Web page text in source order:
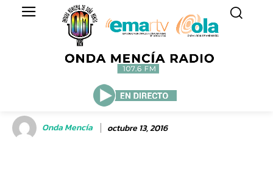
Onda Mencía octubre 13, 2016